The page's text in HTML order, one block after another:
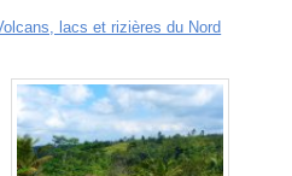
lacs et rizières du Nord